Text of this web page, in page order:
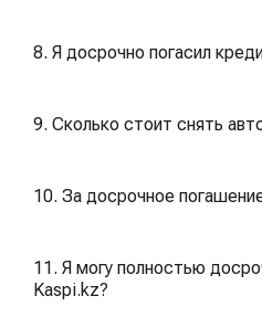
8. Я досрочно погасил
9. Сколько стоит снять
10. За досрочное
11. Я могу полностью досрочно погасить Автокредит на Kolesa.kz в мобильном приложении
Kaspi.kz?